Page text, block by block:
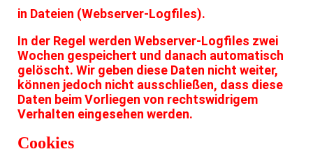
in Dateien (Webserver-Logfiles).
In der Regel werden Webserver-Logfiles zwei
Wochen gespeichert und danach automatisch
gelöscht. Wir geben diese Daten nicht weiter,
können jedoch nicht ausschließen, dass diese
Daten beim Vorliegen von rechtswidrigem
Verhalten eingesehen werden.
Cookies